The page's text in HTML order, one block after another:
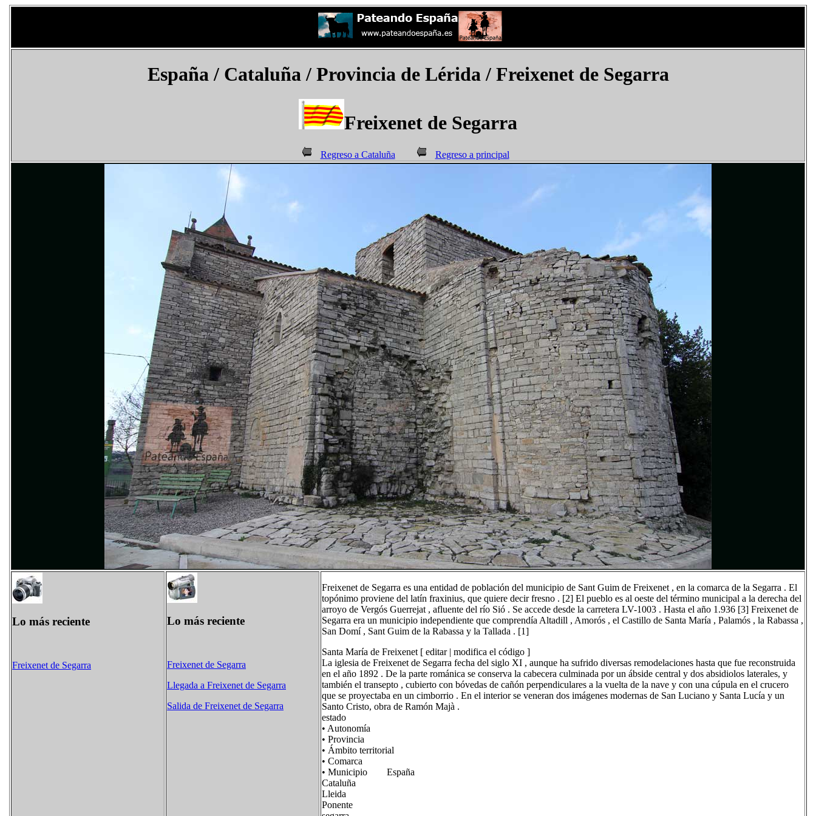
España/ Cataluña / Provincia de Lérida / Freixenet de Segarra
Freixenet de Segarra
Regreso a Cataluña Regreso a principal
Lo más reciente
Freixenet de Segarra
Lo más reciente
Freixenet de Segarra
Llegada a Freixenet de Segarra
Salida de Freixenet de Segarra
Freixenet de Segarra es una entidad de población del municipio de Sant Guim de Freixenet , en la comarca de la Segarra . El
topónimo proviene del latín fraxinius, que quiere decir fresno . [2] El pueblo es al oeste del término municipal a la derecha del
arroyo de Vergós Guerrejat , afluente del río Sió . Se accede desde la carretera LV-1003 . Hasta el año 1.936 [3] Freixenet de
Segarra era un municipio independiente que comprendía Altadill , Amorós , el Castillo de Santa María , Palamós , la Rabassa ,
San Domí , Sant Guim de la Rabassa y la Tallada . [1]
Santa María de Freixenet [ editar | modifica el código ]
La iglesia de Freixenet de Segarra fecha del siglo XI , aunque ha sufrido diversas remodelaciones hasta que fue reconstruida
en el año 1892 . De la parte románica se conserva la cabecera culminada por un ábside central y dos absidiolos laterales, y
también el transepto , cubierto con bóvedas de cañón perpendiculares a la vuelta de la nave y con una cúpula en el crucero
que se proyectaba en un cimborrio . En el interior se veneran dos imágenes modernas de San Luciano y Santa Lucía y un
Santo Cristo, obra de Ramón Majà .
estado
• Autonomía
• Provincia
• Ámbito territorial
• Comarca
• Municipio España
Cataluña
Lleida
Ponente